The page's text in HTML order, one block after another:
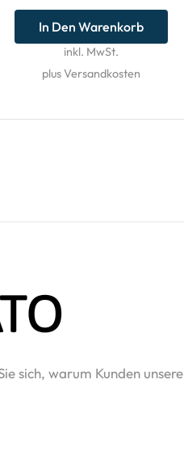
In Den Warenkorb
inkl. MwSt.
plus Versandkosten
sich, warum Kunden unsere